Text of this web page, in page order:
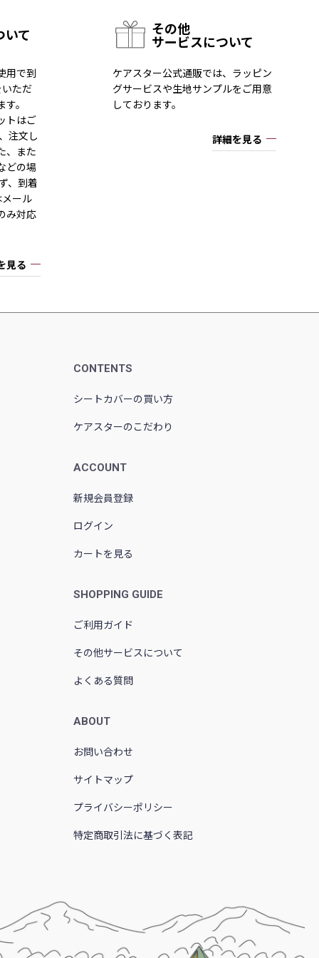
いて
用で到
ただ
。
トはご
注文し
、また
どの場
、到着
ール
み対応
見る
その他
サービスについて
ケアスター公式通販では、ラッピン
グサービスや生地サンプルをご用意
しております。
詳細を見る
CONTENTS
シートカバーの買い方
ケアスターのこだわり
ACCOUNT
新規会員登録
ログイン
カートを見る
SHOPPING GUIDE
ご利用ガイド
その他サービスについて
よくある質問
ABOUT
お問い合わせ
サイトマップ
プライバシーポリシー
特定商取引法に基づく表記